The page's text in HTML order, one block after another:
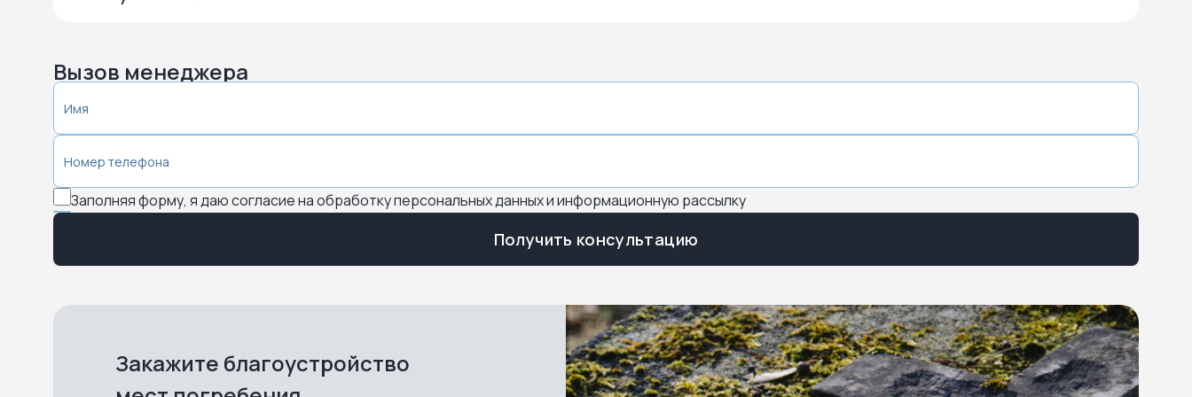
Вызов менеджера
Заполняя форму, я даю согласие на обработку персональных данных и информационную рассылку
Получить консультацию
Закажите благоустройство